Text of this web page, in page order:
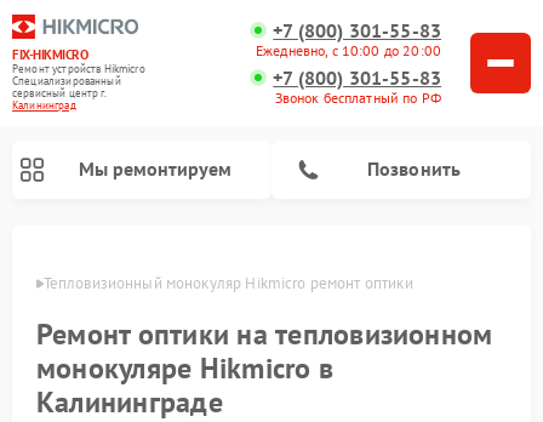
FIX-HIKMICRO
Ремонт устройств Hikmicro
Специализированный
cервисный центр г.
Калининград
+7 (800) 301-55-83
Ежедневно, с 10:00 до 20:00
+7 (800) 301-55-83
Звонок бесплатный по РФ
Мы ремонтируем Позвонить
Тепловизионный монокуляр Hikmicro ремонт оптики
Ремонт оптики на тепловизионном
монокуляре Hikmicro в
Калининграде